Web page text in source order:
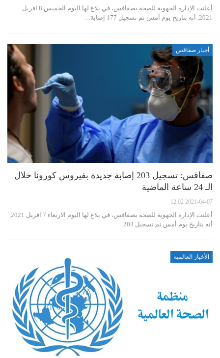
أعلنت الإدارة الجهوية للصحة بصفاقس، في بلاغ لها اليوم الخميس 8 افريل
2021, أنه بتاريخ يوم أمس تم تسجيل 177 إصابة…
أخبار صفاقس
صفاقس: تسجيل 203 إصابة جديدة بفيروس كورونا خلال
الـ 24 ساعة الماضية
2021-04-07 12:02
أعلنت الإدارة الجهوية للصحة بصفاقس، في بلاغ لها اليوم الاربعاء 7 افريل 2021,
أنه بتاريخ يوم أمس تم تسجيل 203…
الأخبار العالمية